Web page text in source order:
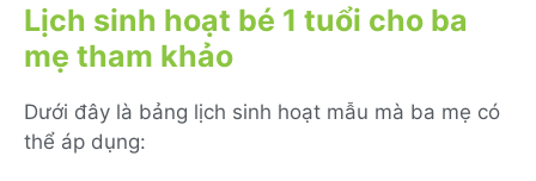
Lịch sinh hoạt bé 1 tuổi cho ba
mẹ tham khảo
Dưới đây là bảng lịch sinh hoạt mẫu mà ba mẹ có
thể áp dụng: